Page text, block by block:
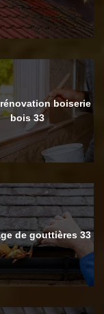
boiserie
bois 33
de gouttières 33